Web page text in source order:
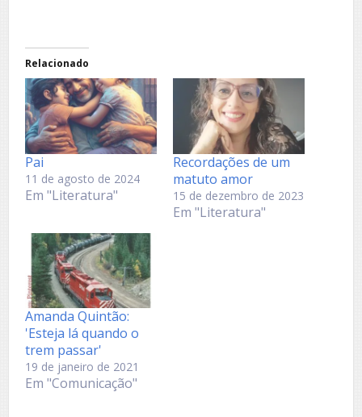
Relacionado
Pai
11 de agosto de 2024
Em "Literatura"
Recordações de um
matuto amor
15 de dezembro de 2023
Em "Literatura"
Amanda Quintão:
'Esteja lá quando o
trem passar'
19 de janeiro de 2021
Em "Comunicação"